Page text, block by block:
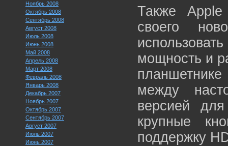
Ноябрь 2008
Октябрь 2008
Сентябрь 2008
Август 2008
Июль 2008
Июнь 2008
Май 2008
Апрель 2008
Март 2008
Февраль 2008
Январь 2008
Декабрь 2007
Ноябрь 2007
Октябрь 2007
Сентябрь 2007
Август 2007
Июль 2007
Июнь 2007
Также Apple
своего
мощность и
между
версией
крупные
поддержку